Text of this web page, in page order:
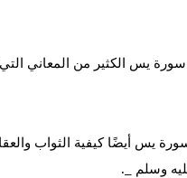
يس الكثير من المعاني
يس أيضًا كيفية الثواب
وسلم _.